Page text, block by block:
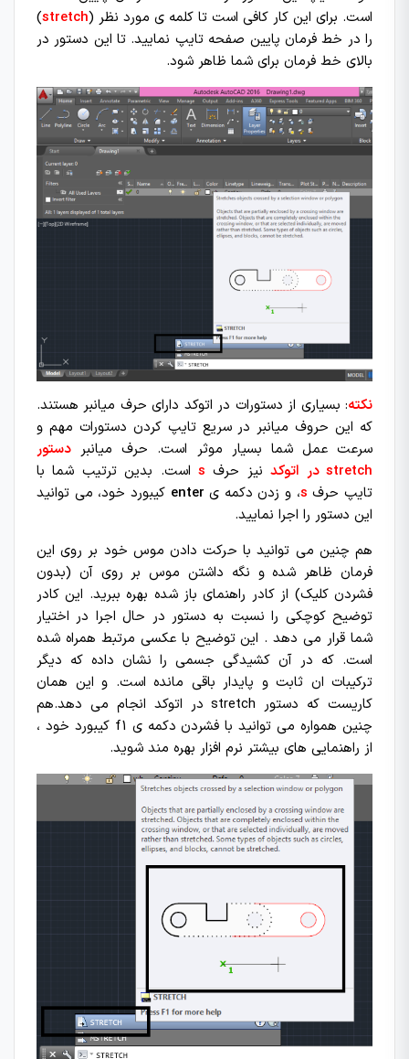
است. برای این کار کافی است تا کلمه ی مورد نظر (stretch
)
را در خط فرمان پایین صفحه تایپ نمایید. تا این دستور در
بالای خط فرمان برای شما ظاهر شود.
نکته: بسیاری از دستورات در اتوکد دارای حرف میانبر هستند.
که این حروف میانبر در سریع تایپ کردن دستورات مهم و
سرعت عمل شما بسیار موثر است. حرف میانبر دستور
stretch در اتوکد
نیز حرف s است. بدین ترتیب شما با
تایپ حرف s، و زدن دکمه ی enter کیبورد خود، می توانید
این دستور را اجرا نمایید.
هم چنین می توانید با حرکت دادن موس خود بر روی این
فرمان ظاهر شده و نگه داشتن موس بر روی آن (بدون
فشردن کلیک) از کادر راهنمای باز شده بهره ببرید. این کادر
توضیح کوچکی را نسبت به دستور در حال اجرا در اختیار
شما قرار می دهد . این توضیح با عکسی مرتبط همراه شده
است. که در آن کشیدگی جسمی را نشان داده که دیگر
ترکیبات ان ثابت و پایدار باقی مانده است. و این همان
کاریست که دستور stretch در اتوکد
انجام می دهد.هم
چنین همواره می توانید با فشردن دکمه ی f1 کیبورد خود ،
از راهنمایی های بیشتر نرم افزار بهره مند شوید.